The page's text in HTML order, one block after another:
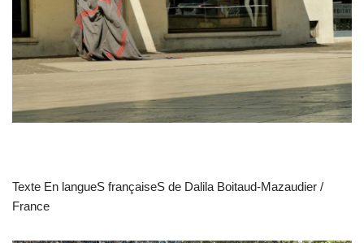
Texte En langueS françaiseS de Dalila Boitaud-Mazaudier /
France